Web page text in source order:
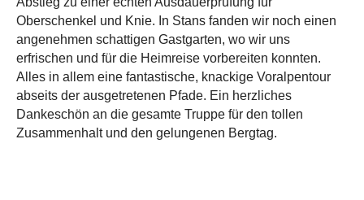
Oberschenkel und Knie. In Stans fanden wir noch einen
angenehmen schattigen Gastgarten, wo wir uns
erfrischen und für die Heimreise vorbereiten konnten.
Alles in allem eine fantastische, knackige Voralpentour
abseits der ausgetretenen Pfade. Ein herzliches
Dankeschön an die gesamte Truppe für den tollen
Zusammenhalt und den gelungenen Bergtag.